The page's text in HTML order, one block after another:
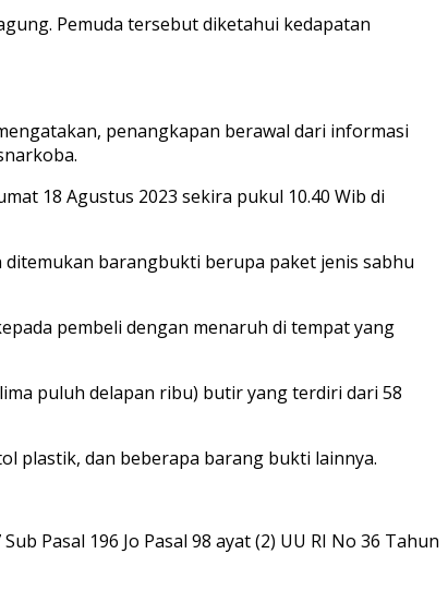
Pemuda tersebut diketahui kedapatan
penangkapan berawal dari informasi
18 Agustus 2023 sekira pukul 10.40 Wib di
barangbukti berupa paket jenis sabhu
pembeli dengan menaruh di tempat yang
puluh delapan ribu) butir yang terdiri dari 58
plastik, dan beberapa barang bukti lainnya.
Pasal 196 Jo Pasal 98 ayat (2) UU RI No 36 Tahun